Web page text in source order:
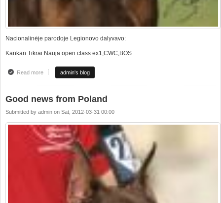
Nacionalinėje parodoje Legionovo dalyvavo:
Kankan Tikrai Nauja open class ex1,CWC,BOS
Read moreabout Parodų naujienos iš Lenkijos
admin's blog
Good news from Poland
Submitted by admin on Sat, 2012-03-31 00:00